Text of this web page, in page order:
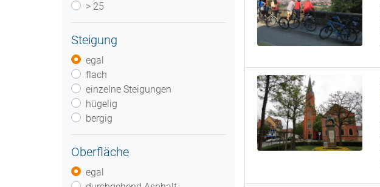
> 25
Steigung
egal
flach
einzelne Steigungen
hügelig
bergig
Oberfläche
egal